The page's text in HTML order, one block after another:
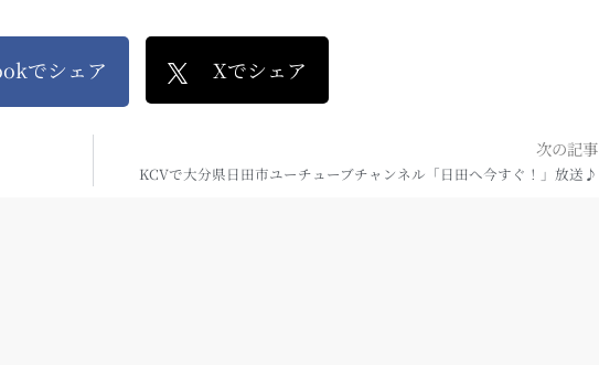
でシェア Xでシェア
次の記事
KCVで大分県日田市ユーチューブチャンネル「日田へ今すぐ！」放送♪